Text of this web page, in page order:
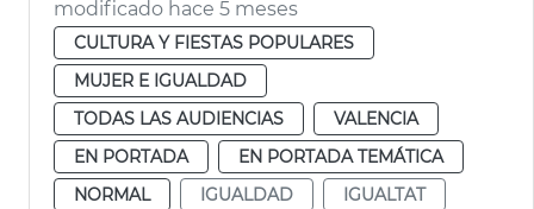
modificado hace 5 meses
CULTURA Y FIESTAS POPULARES
MUJER E IGUALDAD
TODAS LAS AUDIENCIAS
VALENCIA
EN PORTADA
EN PORTADA TEMÁTICA
NORMAL
IGUALDAD
IGUALTAT